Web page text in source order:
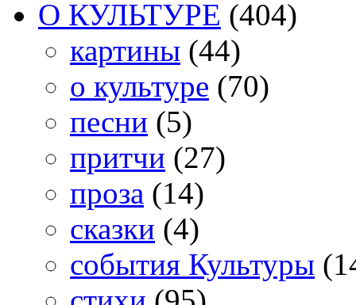
О КУЛЬТУРЕ (404)
картины (44)
о культуре (70)
песни (5)
притчи (27)
проза (14)
сказки (4)
события Культуры